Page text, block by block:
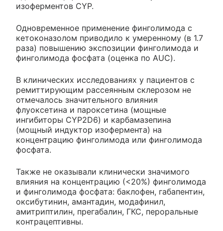
изоферментов CYP.
Одновременное применение финголимода с
кетоконазолом приводило к умеренному (в 1.7
раза) повышению экспозиции финголимода и
финголимода фосфата (оценка по AUC).
В клинических исследованиях у пациентов с
ремиттирующим рассеянным склерозом не
отмечалось значительного влияния
флуоксетина и пароксетина (мощные
ингибиторы CYP2D6) и карбамазепина
(мощный индуктор изофермента) на
концентрацию финголимода или финголимода
фосфата.
Также не оказывали клинически значимого
влияния на концентрацию (<20%) финголимода
и финголимода фосфата: баклофен, габапентин,
оксибутинин, амантадин, модафинил,
амитриптилин, прегабалин, ГКС, пероральные
контрацептивны.